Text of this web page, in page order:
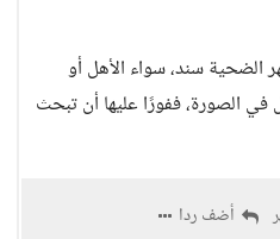
سند، سواء الأهل أو
في الصورة، ففورًا عليها أن تبحث
أضف ردا